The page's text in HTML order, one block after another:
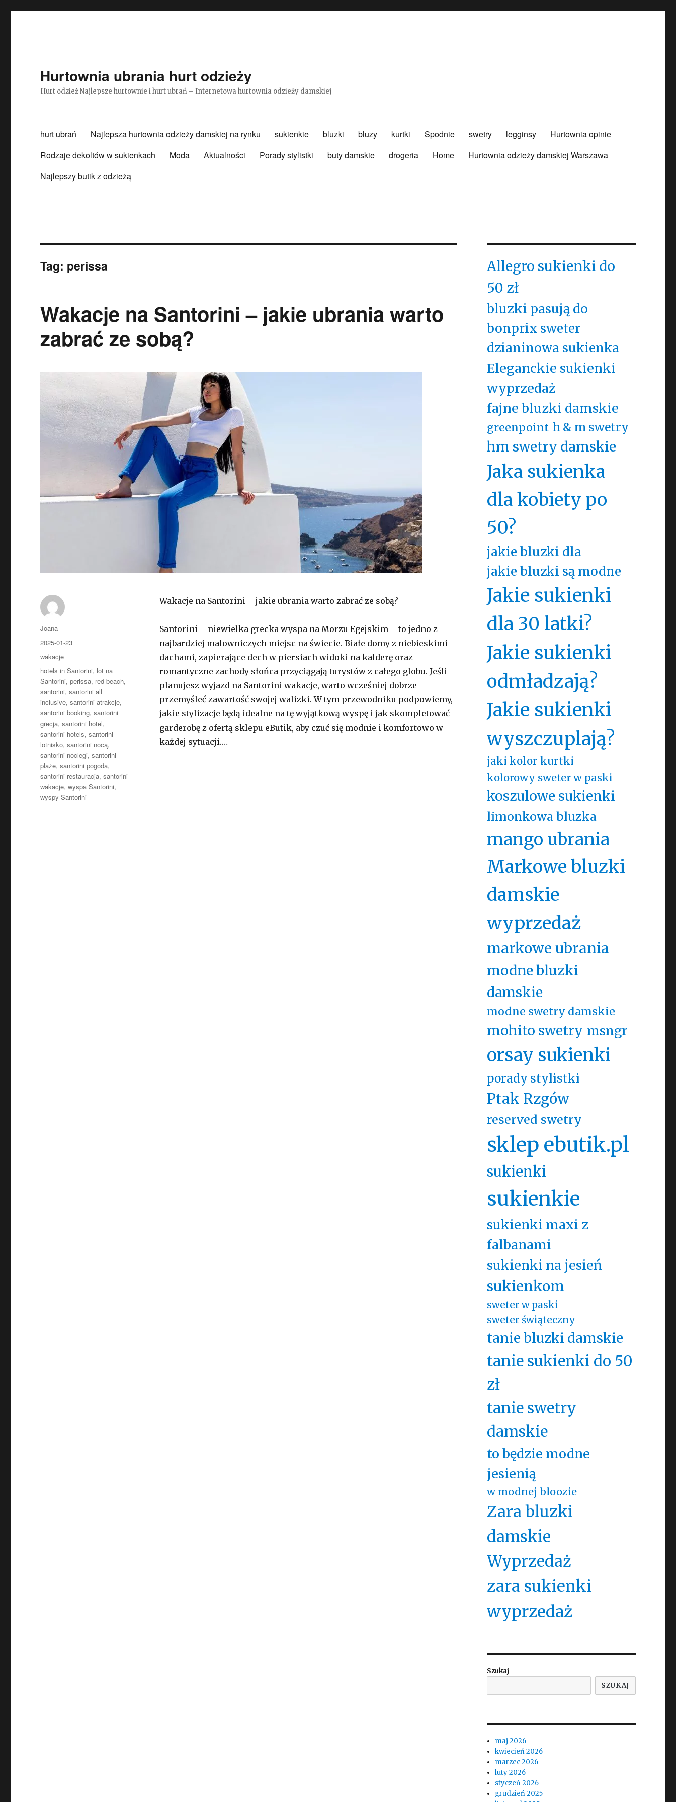
Hurtownia ubrania hurt odzieży
Hurt odzież Najlepsze hurtownie i hurt ubrań – Internetowa hurtownia odzieży damskiej
hurt ubrań Najlepsza hurtownia odzieży damskiej na rynku sukienkie bluzki bluzy kurtki Spodnie swetry legginsy
Hurtownia opinie
Rodzaje dekoltów w sukienkach
Moda Aktualności Porady stylistki buty damskie drogeria Home
Hurtownia odzieży damskiej Warszawa
Najlepszy butik z odzieżą
Tag: perissa
Wakacje na Santorini – jakie ubrania warto
zabrać ze sobą?
Wakacje na Santorini – jakie ubrania warto zabrać ze sobą?
Santorini – niewielka grecka wyspa na Morzu Egejskim – to jedno z
najbardziej malowniczych miejsc na świecie. Białe domy z niebieskimi
dachami, zapierające dech w piersiach widoki na kalderę oraz
romantyczne zachody słońca przyciągają turystów z całego globu. Jeśli
planujesz wyjazd na Santorini wakacje, warto wcześniej dobrze
przemyśleć zawartość swojej walizki. W tym przewodniku podpowiemy,
jakie stylizacje będą idealne na tę wyjątkową wyspę i jak skompletować
garderobę z ofertą sklepu eButik, aby czuć się modnie i komfortowo w
każdej sytuacji.…
Autor
Joana
Opublikowano
2025-01-23
Kategorie
wakacje
Tagi
hotels in Santorini, lot na
Santorini,perissa, red beach,
santorini,santorini all
inclusive,santorini atrakcje,
santorini booking,santorini
grecja,santorini hotel,
santorini hotels,santorini
lotnisko,santorini nocą,
santorini noclegi,santorini
plaże,santorini pogoda,
santorini restauracja,santorini
wakacje,wyspa Santorini,
wyspy Santorini
Allegro sukienki do
50 zł
bluzki pasują do
bonprix sweter
dzianinowa sukienka
Eleganckie sukienki
wyprzedaż
fajne bluzki damskie
greenpoint h & m swetry
hm swetry damskie
Jaka sukienka
dla kobiety po
50?
jakie bluzki dla
jakie bluzki są modne
Jakie sukienki
dla 30 latki?
Jakie sukienki
odmładzają?
Jakie sukienki
wyszczuplają?
jaki kolor kurtki
kolorowy sweter w paski
koszulowe sukienki
limonkowa bluzka
mango ubrania
Markowe bluzki
damskie
wyprzedaż
markowe ubrania
modne bluzki
damskie
modne swetry damskie
mohito swetry msngr
orsay sukienki
porady stylistki
Ptak Rzgów
reserved swetry
sklep ebutik.pl
sukienki
sukienkie
sukienki maxi z
falbanami
sukienki na jesień
sukienkom
sweter w paski
sweter świąteczny
tanie bluzki damskie
tanie sukienki do 50
zł
tanie swetry
damskie
to będzie modne
jesienią
w modnej bloozie
Zara bluzki
damskie
Wyprzedaż
zara sukienki
wyprzedaż
Szukaj
SZUKAJ
maj 2026
kwiecień 2026
marzec 2026
luty 2026
styczeń 2026
grudzień 2025